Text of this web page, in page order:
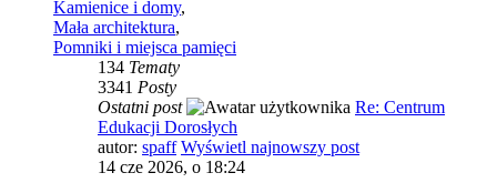
Kamienice i domy,
Mała architektura,
Pomniki i miejsca pamięci
134 Tematy
3341 Posty
Ostatni post
Re: Centrum
Edukacji Dorosłych
autor: spaff Wyświetl najnowszy post
14 cze 2026, o 18:24